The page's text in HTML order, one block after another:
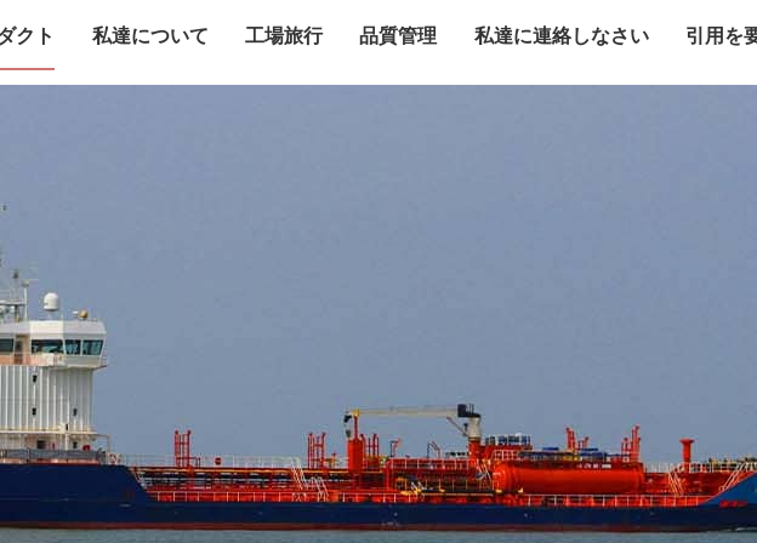
クト 私達について 工場旅行 品質管理 私達に連絡しなさい 引用を